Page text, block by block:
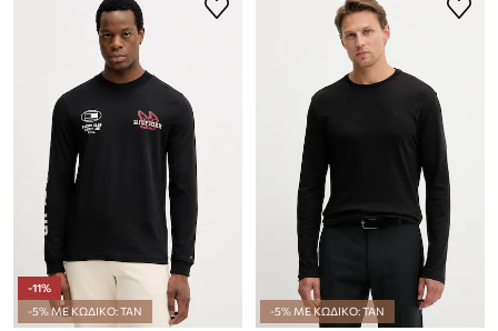
-11%
-5% ΜΕ ΚΩΔΙΚΟ: TAN
-5% ΜΕ ΚΩΔΙΚΟ: TAN